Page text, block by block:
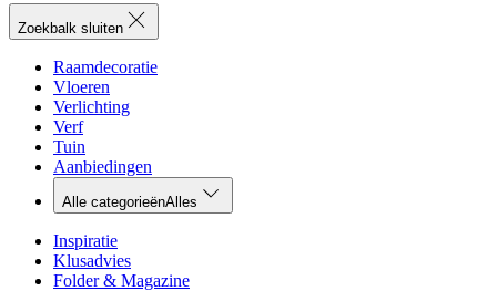
Zoekbalk sluiten
Raamdecoratie
Vloeren
Verlichting
Verf
Tuin
Aanbiedingen
Alle categorieënAlles
Inspiratie
Klusadvies
Folder & Magazine